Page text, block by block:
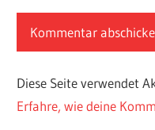
Diese Seite verwendet
Erfahre, wie deine